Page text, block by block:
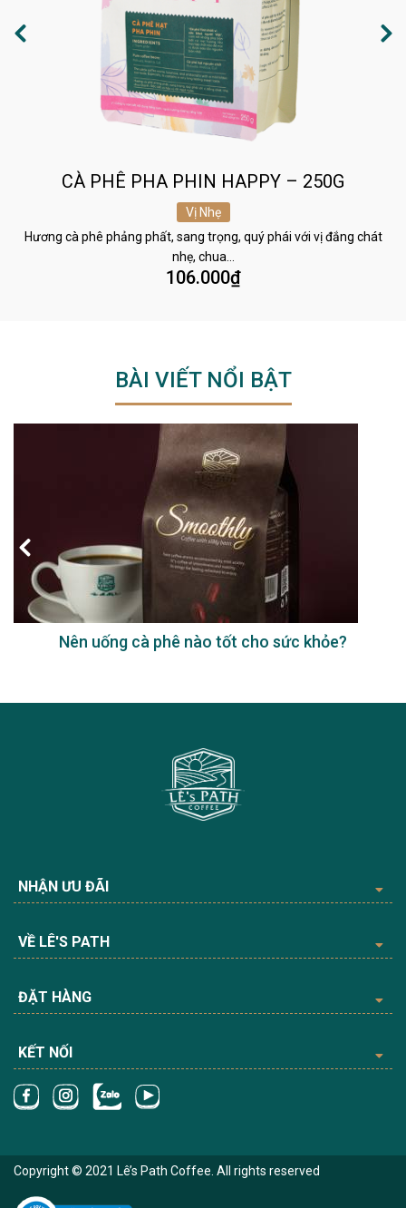
CÀ PHÊ PHA PHIN HAPPY – 250G
Vị Nhẹ
Hương cà phê phảng phất, sang trọng, quý phái với vị đắng chát
nhẹ, chua…
106.000₫
BÀI VIẾT NỔI BẬT
Nên uống cà phê nào tốt cho sức khỏe?
NHẬN ƯU ĐÃI
VỀ LÊ'S PATH
ĐẶT HÀNG
KẾT NỐI
Copyright © 2021 Lê’s Path Coffee. All rights reserved